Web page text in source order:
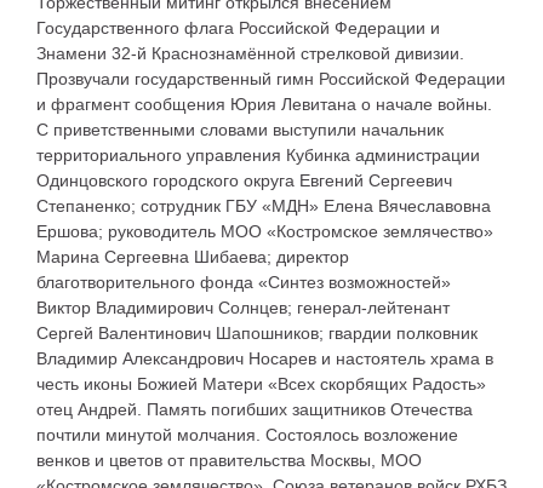
Государственного флага Российской Федерации и
Знамени 32-й Краснознамённой стрелковой дивизии.
Прозвучали государственный гимн Российской Федерации
и фрагмент сообщения Юрия Левитана о начале войны.
С приветственными словами выступили начальник
территориального управления Кубинка администрации
Одинцовского городского округа Евгений Сергеевич
Степаненко; сотрудник ГБУ «МДН» Елена Вячеславовна
Ершова; руководитель МОО «Костромское землячество»
Марина Сергеевна Шибаева; директор
благотворительного фонда «Синтез возможностей»
Виктор Владимирович Солнцев; генерал-лейтенант
Сергей Валентинович Шапошников; гвардии полковник
Владимир Александрович Носарев и настоятель храма в
честь иконы Божией Матери «Всех скорбящих Радость»
отец Андрей. Память погибших защитников Отечества
почтили минутой молчания. Состоялось возложение
венков и цветов от правительства Москвы, МОО